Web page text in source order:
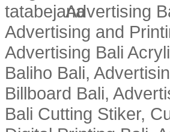
Advertising
Advertising and
Advertising Bali
Baliho Bali,
Billboard Bali,
Bali Cutting Stiker,